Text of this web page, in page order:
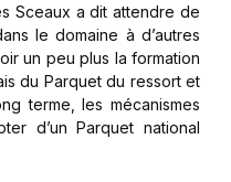
Sceaux a dit attendre de
le domaine à d’autres
un peu plus la formation
du Parquet du ressort et
terme, les mécanismes
d’un Parquet national